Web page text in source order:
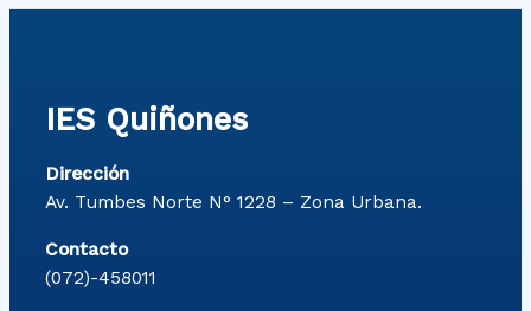
IES Quiñones
Dirección
Av. Tumbes Norte N° 1228 – Zona Urbana.
Contacto
(072)-458011